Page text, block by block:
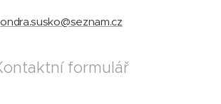
ondra.susko@seznam.cz
formulář